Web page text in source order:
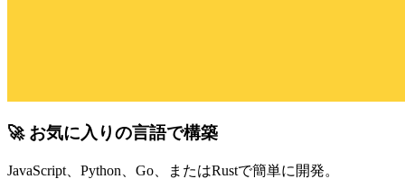
🚀 お気に入りの言語で構築
JavaScript、Python、Go、またはRustで簡単に開発。